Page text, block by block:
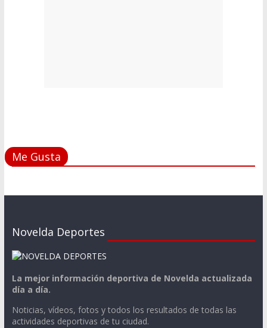
Me Gusta
Novelda Deportes
La mejor información deportiva de Novelda actualizada
día a día.
Noticias, vídeos, fotos y todos los resultados de todas las
actividades deportivas de tu ciudad.